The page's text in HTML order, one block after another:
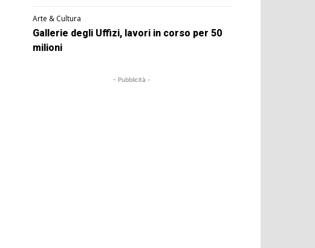
Arte & Cultura
Gallerie degli Uffizi, lavori in corso per 50
milioni
- Pubblicità -